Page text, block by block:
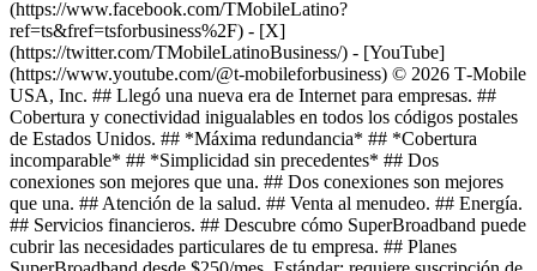
(https://www.facebook.com/TMobileLatino?
ref=ts&fref=tsforbusiness%2F) - [X]
(https://twitter.com/TMobileLatinoBusiness/) - [YouTube]
(https://www.youtube.com/@t-mobileforbusiness) © 2026 T‑Mobile
USA, Inc. ## Llegó una nueva era de Internet para empresas. ##
Cobertura y conectividad inigualables en todos los códigos postales
de Estados Unidos. ## *Máxima redundancia* ## *Cobertura
incomparable* ## *Simplicidad sin precedentes* ## Dos
conexiones son mejores que una. ## Dos conexiones son mejores
que una. ## Atención de la salud. ## Venta al menudeo. ## Energía.
## Servicios financieros. ## Descubre cómo SuperBroadband puede
cubrir las necesidades particulares de tu empresa. ## Planes